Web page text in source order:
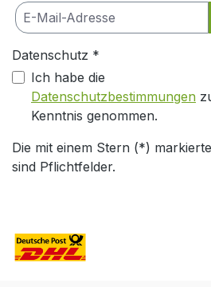
Datenschutz *
Ich habe die
Datenschutzbestimmungen
Kenntnis genommen.
Die mit einem Stern (*)
sind Pflichtfelder.